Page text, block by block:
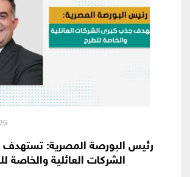
رئيس البورصة المصرية:
الشركات العائلية والخاصة